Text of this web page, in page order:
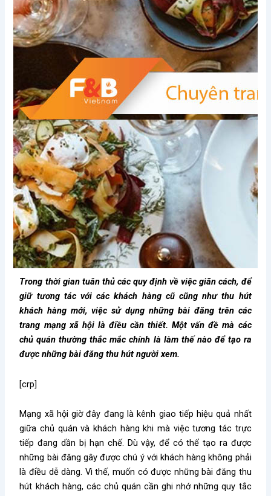
Trong thời gian tuân thủ các quy định về việc giãn cách, để
giữ tương tác với các khách hàng cũ cũng như thu hút
khách hàng mới, việc sử dụng những bài đăng trên các
trang mạng xã hội là điều cần thiết. Một vấn đề mà các
chủ quán thường thắc mắc chính là làm thế nào để tạo ra
được những bài đăng thu hút người xem.
[crp]
Mạng xã hội giờ đây đang là kênh giao tiếp hiệu quả nhất
giữa chủ quán và khách hàng khi mà việc tương tác trực
tiếp đang dần bị hạn chế. Dù vậy, để có thể tạo ra được
những bài đăng gây được chú ý với khách hàng không phải
là điều dễ dàng. Vì thế, muốn có được những bài đăng thu
hút khách hàng, các chủ quán cần ghi nhớ những quy tắc